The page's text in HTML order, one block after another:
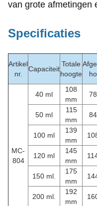
van grote afmetingen
Specificaties
Artikel
nr.
Capaciteit
Totale
hoogte
MC-
804
40 ml
108
mm
50 ml
115
mm
100 ml
139
mm
120 ml
145
mm
150 ml.
175
mm
200 ml.
192
mm